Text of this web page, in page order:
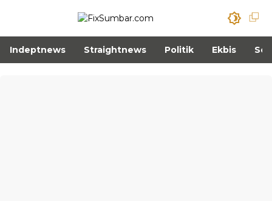
Indeptnews Straightnews Politik Ekbis